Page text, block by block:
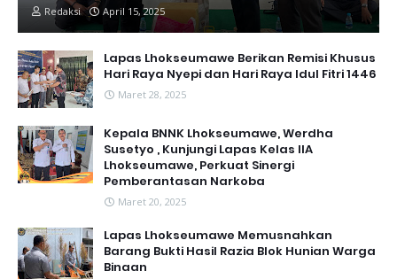
Redaksi April 15, 2025
Lapas Lhokseumawe Berikan Remisi Khusus
Hari Raya Nyepi dan Hari Raya Idul Fitri 1446
Maret 28, 2025
Kepala BNNK Lhokseumawe, Werdha
Susetyo , Kunjungi Lapas Kelas IIA
Lhokseumawe, Perkuat Sinergi
Pemberantasan Narkoba
Maret 20, 2025
Lapas Lhokseumawe Memusnahkan
Barang Bukti Hasil Razia Blok Hunian Warga
Binaan